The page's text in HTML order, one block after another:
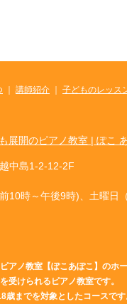
講師紹介 子どものレッス
中島1-2-12-2F
10時～午後9時)、土曜日
アノ教室【ぽこあぽこ】のホ
受けられるピアノ教室です。
までを対象としたコースで